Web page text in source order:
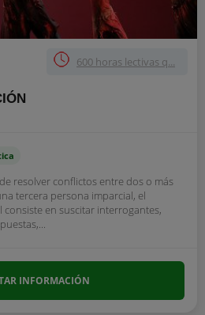
600 horas lectivas q...
resolver conflictos entre dos o más
tercera persona imparcial, el
en suscitar interrogantes,
INFORMACIÓN